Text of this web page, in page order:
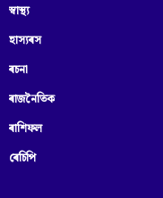
স্বাস্থ্য
হাস্যৰস
ৰচনা
ৰাজনৈতিক
ৰাশিফল
ৰেচিপি